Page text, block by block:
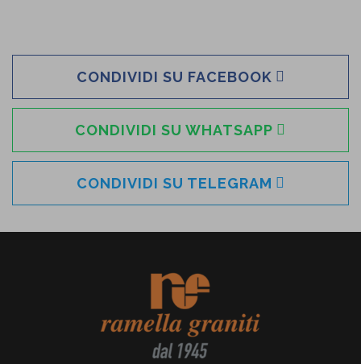
CONDIVIDI SU FACEBOOK
CONDIVIDI SU WHATSAPP
CONDIVIDI SU TELEGRAM